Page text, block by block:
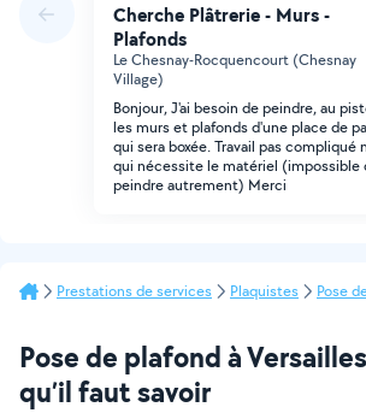
Cherche Plâtrerie - Murs -
Plafonds
Le Chesnay-Rocquencourt (Chesnay
Village)
Bonjour, J'ai besoin de peindre, au
les murs et plafonds d'une place de
qui sera boxée. Travail pas compliqué
qui nécessite le matériel (impossible
peindre autrement) Merci
Prestations de services Plaquistes Pose
Pose de plafond à
qu’il faut savoir